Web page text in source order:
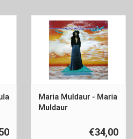
Maria Muldaur - Maria
Muldaur
€34,00